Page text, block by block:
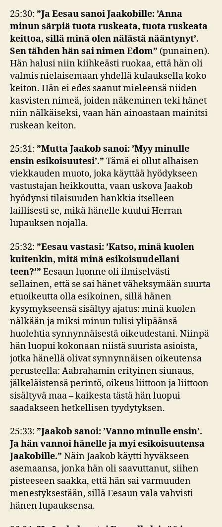
25:30: ”Ja Eesau sanoi Jaakobille: ’Anna
minun särpiä tuota ruskeata, tuota ruskeata
keittoa, sillä minä olen nälästä nääntynyt’.
Sen tähden hän sai nimen Edom” (punainen).
Hän halusi niin kiihkeästi ruokaa, että hän oli
valmis nielaisemaan yhdellä kulauksella koko
keiton. Hän ei edes saanut mieleensä niiden
kasvisten nimeä, joiden näkeminen teki hänet
niin nälkäiseksi, vaan hän ainoastaan mainitsi
ruskean keiton.
25:31: ”Mutta Jaakob sanoi: ’Myy minulle
ensin esikoisuutesi’.” Tämä ei ollut alhaisen
viekkauden muoto, joka käyttää hyödykseen
vastustajan heikkoutta, vaan uskova Jaakob
hyödynsi tilaisuuden hankkia itselleen
laillisesti se, mikä hänelle kuului Herran
lupauksen nojalla.
25:32: ”Eesau vastasi: ’Katso, minä kuolen
kuitenkin, mitä minä esikoisuudellani
teen?’” Eesaun luonne oli ilmiselvästi
sellainen, että se sai hänet väheksymään suurta
etuoikeutta olla esikoinen, sillä hänen
kysymykseensä sisältyy ajatus: minä kuolen
nälkään ja miksi minun tulisi ylipäänsä
huolehtia synnynnäisestä oikeudestani. Niinpä
hän luopui kokonaan niistä suurista asioista,
jotka hänellä olivat synnynnäisen oikeutensa
perusteella: Aabrahamin erityinen siunaus,
jälkeläistensä perintö, oikeus liittoon ja liittoon
sisältyvä maa – kaikesta tästä hän luopui
saadakseen hetkellisen tyydytyksen.
25:33: ”Jaakob sanoi: ’Vanno minulle ensin’.
Ja hän vannoi hänelle ja myi esikoisuutensa
Jaakobille.” Näin Jaakob käytti hyväkseen
asemaansa, jonka hän oli saavuttanut, siihen
pisteeseen saakka, että hän sai varmuuden
menestyksestään, sillä Eesaun vala vahvisti
hänen lupauksensa.